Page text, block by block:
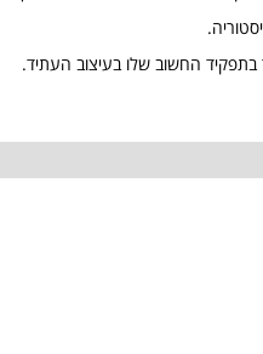
החשוב שלו בעיצוב העתיד.